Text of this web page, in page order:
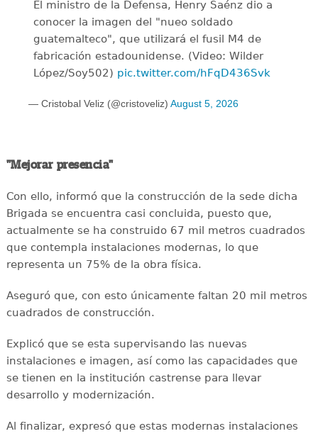
El ministro de la Defensa, Henry Saénz dio a
conocer la imagen del "nueo soldado
guatemalteco", que utilizará el fusil M4 de
fabricación estadounidense. (Video: Wilder
López/Soy502) pic.twitter.com/hFqD436Svk
— Cristobal Veliz (@cristoveliz) August 5, 2026
"Mejorar presencia"
Con ello, informó que la construcción de la sede dicha
Brigada se encuentra casi concluida, puesto que,
actualmente se ha construido 67 mil metros cuadrados
que contempla instalaciones modernas, lo que
representa un 75% de la obra física.
Aseguró que, con esto únicamente faltan 20 mil metros
cuadrados de construcción.
Explicó que se esta supervisando las nuevas
instalaciones e imagen, así como las capacidades que
se tienen en la institución castrense para llevar
desarrollo y modernización.
Al finalizar, expresó que estas modernas instalaciones